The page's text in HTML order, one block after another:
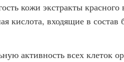
кожи экстракты красного
кислота, входящие в состав
активность всех клеток